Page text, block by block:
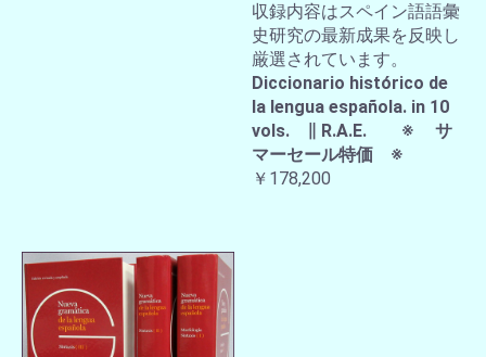
収録内容はスペイン語語彙
史研究の最新成果を反映し
厳選されています。
Diccionario histórico de
la lengua española. in 10
vols. ∥ R.A.E. ※ サ
マーセール特価 ※
￥178,200